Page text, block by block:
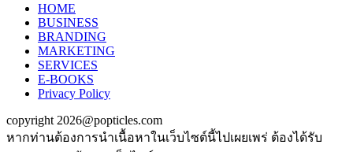
HOME
BUSINESS
BRANDING
MARKETING
SERVICES
E-BOOKS
Privacy Policy
copyright 2026@popticles.com
หากท่านต้องการนำเนื้อหาในเว็บไซต์นี้ไปเผยเพร่ ต้องได้รับ